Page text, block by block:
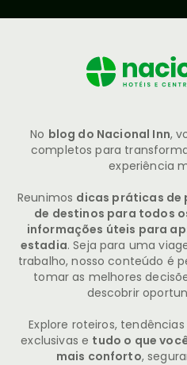
No blog do Nacional Inn,
completos para
experiência
Reunimos dicas práticas de
de destinos para todos
informações úteis para
estadia. Seja para uma
trabalho, nosso conteúdo é
tomar as melhores
descobrir
Explore roteiros,
exclusivas e tudo o que
mais conforto,